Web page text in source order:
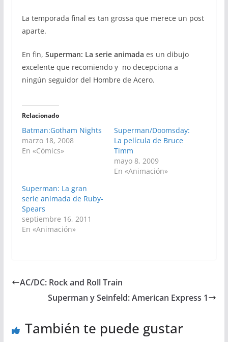
La temporada final es tan grossa que merece un post
aparte.
En fin, Superman: La serie animada es un dibujo
excelente que recomiendo y no decepciona a
ningún seguidor del Hombre de Acero.
Relacionado
Batman:Gotham Nights
marzo 18, 2008
En «Cómics»
Superman/Doomsday:
La película de Bruce
Timm
mayo 8, 2009
En «Animación»
Superman: La gran
serie animada de Ruby-
Spears
septiembre 16, 2011
En «Animación»
AC/DC: Rock and Roll Train
Superman y Seinfeld: American Express 1
También te puede gustar